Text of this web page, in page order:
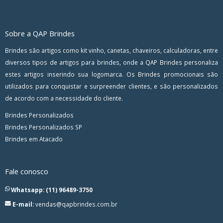
Sobre a QAP Brindes
Brindes são artigos como kit vinho, canetas, chaveiros, calculadoras, entre
diversos tipos de artigos para brindes, onde a QAP Brindes personaliza
estes artigos inserindo sua logomarca. Os Brindes promocionais são
utilizados para conquistar e surpreender clientes, e são personalizados
de acordo com a necessidade do cliente.
Brindes Personalizados
Brindes Personalizados SP
Brindes em Atacado
Fale conosco
Whatsapp: (11) 96489-3750
E-mail:vendas@qapbrindes.com.br